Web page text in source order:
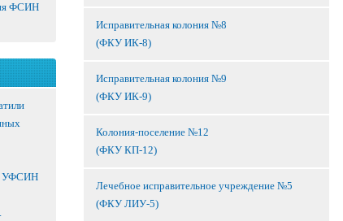
ФСИН
УФСИН
Исправительная колония №8
(ФКУ ИК-8)
Исправительная колония №9
(ФКУ ИК-9)
Колония-поселение №12
(ФКУ КП-12)
Лечебное исправительное учреждение №5
(ФКУ ЛИУ-5)